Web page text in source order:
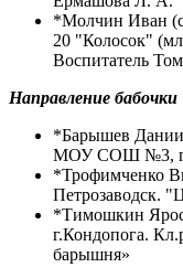
*Молчин Иван
20 "Колосок"
Воспитатель
Направление бабочки
*Барышев
МОУ СОШ №3, г.
*Трофимченко
Петрозаводск.
*Тимошкин
г.Кондопога.
барышня»